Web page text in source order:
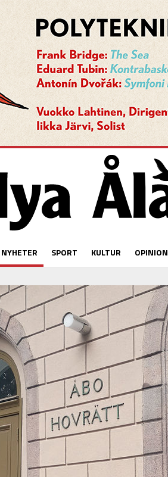
NYHETER SPORT KULTUR OPINION